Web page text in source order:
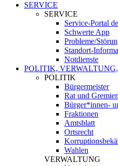
SERVICE
SERVICE
Service-Portal
Schwerte App
Probleme/
Standort-
Notdienste
POLITIK,
POLITIK
Bürgermeister
Rat und
Bürger*innen-
Fraktionen
Amtsblatt
Ortsrecht
Wahlen
VERWALTUNG